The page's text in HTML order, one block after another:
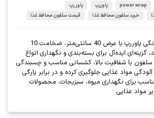
power wrap پاوررپ
پاور رپ
خرید سلفون محافظ غذا قیمت سلفون محافظ غذا
سلفون محافظ غذا خانگی پاوررپ با عرض 40 سانتی‌متر، ضخامت 10
و طول 30 یارد، گزینه‌ای ایده‌آل برای بسته‌بندی و نگهداری انواع
با شفافیت بالا، کشسانی مناسب و چسبندگی
مواد غذایی جلوگیری کرده و در برابر پارگی
برای نگهداری میوه، سبزیجات، محصولات
مواد غذایی.